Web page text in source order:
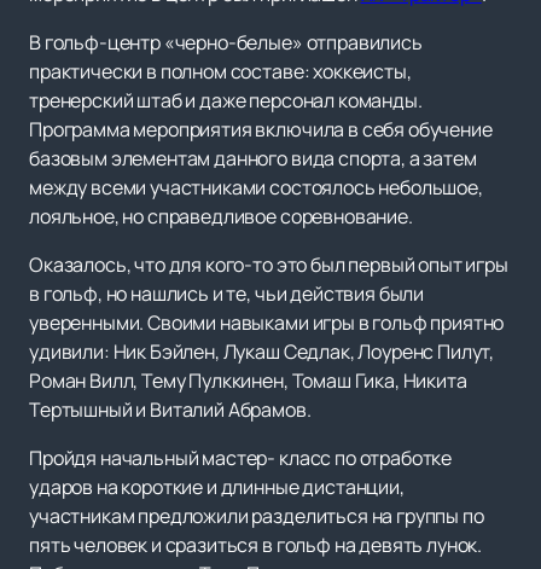
В гольф-центр «черно-белые» отправились
практически в полном составе: хоккеисты,
тренерский штаб и даже персонал команды.
Программа мероприятия включила в себя обучение
базовым элементам данного вида спорта, а затем
между всеми участниками состоялось небольшое,
лояльное, но справедливое соревнование.
Оказалось, что для кого-то это был первый опыт игры
в гольф, но нашлись и те, чьи действия были
уверенными. Своими навыками игры в гольф приятно
удивили: Ник Бэйлен, Лукаш Седлак, Лоуренс Пилут,
Роман Вилл, Тему Пулккинен, Томаш Гика, Никита
Тертышный и Виталий Абрамов.
Пройдя начальный мастер- класс по отработке
ударов на короткие и длинные дистанции,
участникам предложили разделиться на группы по
пять человек и сразиться в гольф на девять лунок.